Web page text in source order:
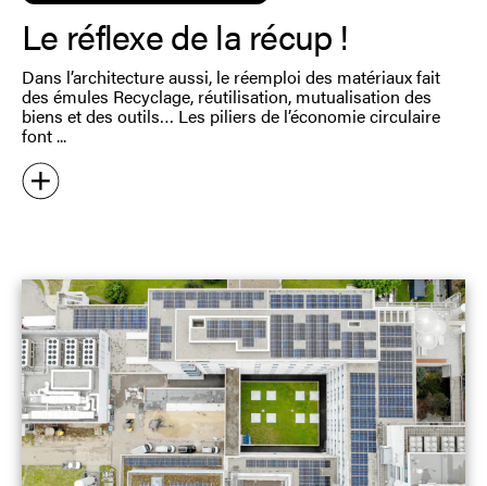
Le réflexe de la récup !
Dans l’architecture aussi, le réemploi des matériaux fait
des émules Recyclage, réutilisation, mutualisation des
biens et des outils… Les piliers de l’économie circulaire
font